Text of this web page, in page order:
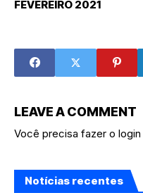
FEVEREIRO 2021
LEAVE A COMMENT
Você precisa fazer o login
Notícias recentes